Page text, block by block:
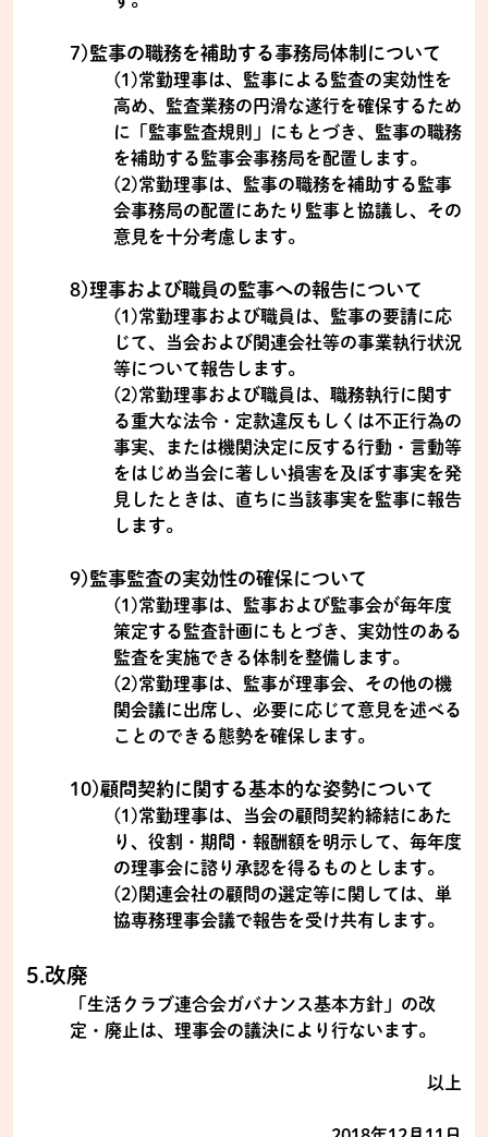
7)監事の職務を補助する事務局体制について
(1)常勤理事は、監事による監査の実効性を
高め、監査業務の円滑な遂行を確保するため
に「監事監査規則」にもとづき、監事の職務
を補助する監事会事務局を配置します。
(2)常勤理事は、監事の職務を補助する監事
会事務局の配置にあたり監事と協議し、その
意見を十分考慮します。
8)理事および職員の監事への報告について
(1)常勤理事および職員は、監事の要請に応
じて、当会および関連会社等の事業執行状況
等について報告します。
(2)常勤理事および職員は、職務執行に関す
る重大な法令・定款違反もしくは不正行為の
事実、または機関決定に反する行動・言動等
をはじめ当会に著しい損害を及ぼす事実を発
見したときは、直ちに当該事実を監事に報告
します。
9)監事監査の実効性の確保について
(1)常勤理事は、監事および監事会が毎年度
策定する監査計画にもとづき、実効性のある
監査を実施できる体制を整備します。
(2)常勤理事は、監事が理事会、その他の機
関会議に出席し、必要に応じて意見を述べる
ことのできる態勢を確保します。
10)顧問契約に関する基本的な姿勢について
(1)常勤理事は、当会の顧問契約締結にあた
り、役割・期間・報酬額を明示して、毎年度
の理事会に諮り承認を得るものとします。
(2)関連会社の顧問の選定等に関しては、単
協専務理事会議で報告を受け共有します。
5.改廃
「生活クラブ連合会ガバナンス基本方針」の改
定・廃止は、理事会の議決により行ないます。
以上